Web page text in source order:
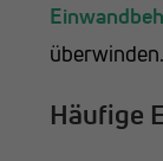
überwinden.
Häufige